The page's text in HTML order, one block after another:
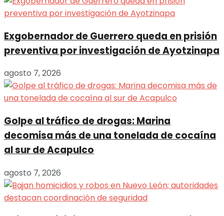
Exgobernador de Guerrero queda en prisión
preventiva por investigación de Ayotzinapa
agosto 7, 2026
Golpe al tráfico de drogas: Marina
decomisa más de una tonelada de cocaína
al sur de Acapulco
agosto 7, 2026